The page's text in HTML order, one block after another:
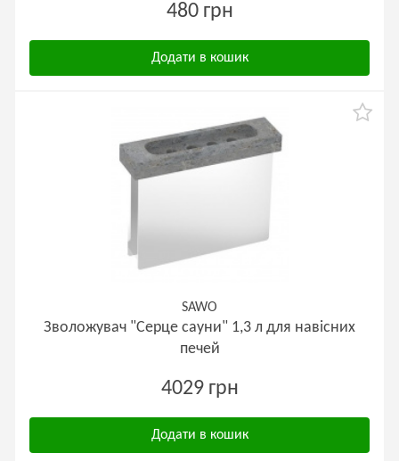
480 грн
Додати в кошик
SAWO
Зволожувач "Серце сауни" 1,3 л для навісних
печей
4029 грн
Додати в кошик